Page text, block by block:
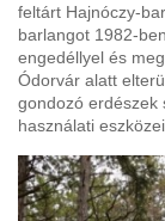
feltárt Hajnóczy-
barlangot 1982-
engedéllyel és
Ódorvár alatt
gondozó erdészek
használati